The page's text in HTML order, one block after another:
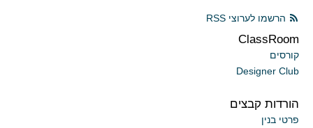
הרשמו לערוצי RSS
ClassRoom
קורסים
Designer Club
הורדות קבצים
פרטי בנין